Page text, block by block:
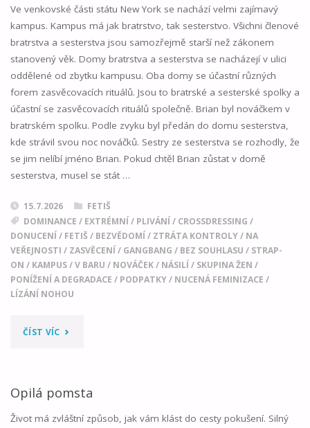
Ve venkovské části státu New York se nachází velmi zajímavý
kampus. Kampus má jak bratrstvo, tak sesterstvo. Všichni členové
bratrstva a sesterstva jsou samozřejmě starší než zákonem
stanovený věk. Domy bratrstva a sesterstva se nacházejí v ulici
oddělené od zbytku kampusu. Oba domy se účastní různých
forem zasvěcovacích rituálů. Jsou to bratrské a sesterské spolky a
účastní se zasvěcovacích rituálů společně. Brian byl nováčkem v
bratrském spolku. Podle zvyku byl předán do domu sesterstva,
kde strávil svou noc nováčků. Sestry ze sesterstva se rozhodly, že
se jim nelíbí jméno Brian. Pokud chtěl Brian zůstat v domě
sesterstva, musel se stát …
15.7.2026
FETIŠ
DOMINANCE / EXTRÉMNÍ / PLIVÁNÍ / CROSSDRESSING /
DONUCENÍ / FETIŠ / BEZVĚDOMÍ / ZTRÁTA KONTROLY/ NA
VEŘEJNOSTI / ZASVĚCENÍ / GANGBANG / BEZ SOUHLASU / STRAP-
ON / KAMPUS/V BARU / NOVÁČEK/ NÁSILÍ / SKUPINA ŽEN /
PONÍŽENÍ A DEGRADACE / PODPATKY/ NUCENÁ FEMINIZACE /
LÍZÁNÍ NOHOU
ČÍST VÍC"VÍTEJ
SESTERSTVU"
Opilá pomsta
Život má zvláštní způsob, jak vám klást do cesty pokušení. Silný